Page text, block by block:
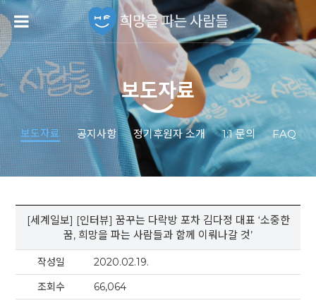
보도자료
보도자료 공지사항 정기후원자 소개 1:1 문의 FAQ
[세계일보] [인터뷰] 꿈꾸는 다락방 포차 김다정 대표 ‘소중한
꿈, 희망을 파는 사람들과 함께 이뤄나갈 것’
작성일
2020.02.19.
조회수
66,064